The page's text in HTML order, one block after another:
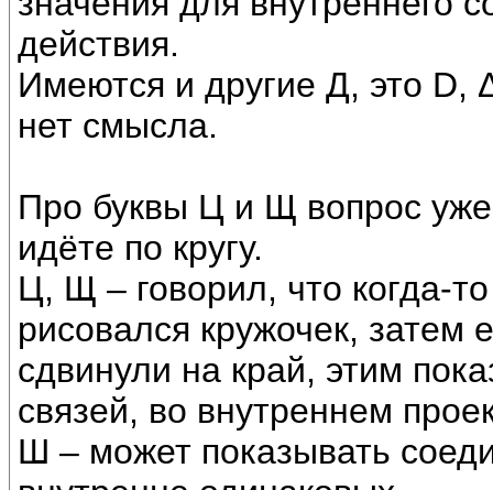
действия.
Имеются и другие Д, это D,
нет смысла.
Про буквы Ц и Щ вопрос
идёте по кругу.
Ц, Щ – говорил, что когда-
рисовался кружочек, затем
сдвинули на край, этим
связей, во внутреннем
Ш – может показывать